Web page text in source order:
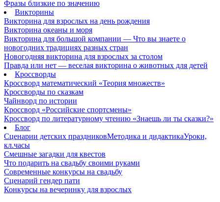
Фразы близкие по значению
Викторины
Викторина для взрослых на день рождения
Викторина океаны и моря
Викторина для большой компании — Что вы знаете о
новогодних традициях разных стран
Новогодняя викторина для взрослых за столом
Правда или нет — веселая викторина о животных для детей
Кроссворды
Кроссворд математический «Теория множеств»
Кроссворды по сказкам
Чайнворд по истории
Кроссворд «Российские спортсмены»
Кроссворд по литературному чтению «Знаешь ли ты сказки?»
Блог
Сценарии детских праздниковМетодика и дидактикаУроки,
кл.часы
Смешные загадки для квестов
Что подарить на свадьбу своими руками
Современные конкурсы на свадьбу
Сценарий гендер пати
Конкурсы на вечеринку для взрослых